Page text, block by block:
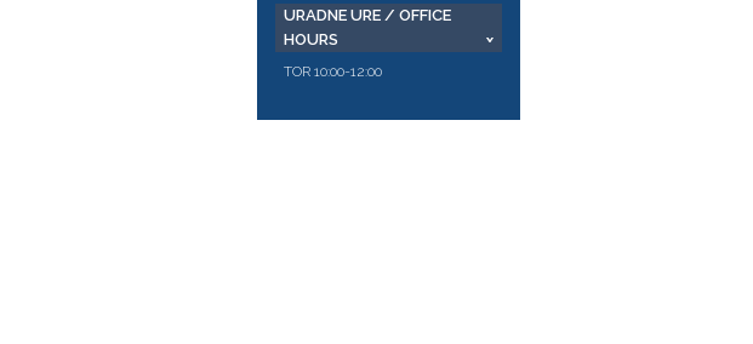
URADNE URE / OFFICE
HOURS
TOR 10:00-12:00